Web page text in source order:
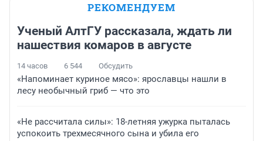
РЕКОМЕНДУЕМ
Ученый АлтГУ рассказала, ждать ли
нашествия комаров в августе
14 часов 6 544 Обсудить
«Напоминает куриное мясо»: ярославцы нашли в
лесу необычный гриб — что это
«Не рассчитала силы»: 18-летняя ужурка пыталась
успокоить трехмесячного сына и убила его